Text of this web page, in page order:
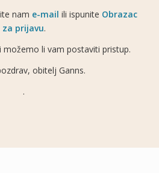
nam e-mail ili ispunite Obrazac
za prijavu.
li vam postaviti pristup.
obitelj Ganns.
.